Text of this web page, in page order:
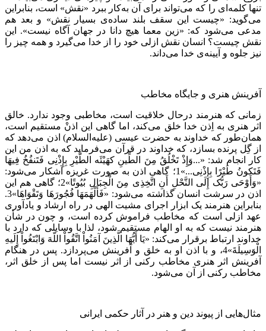
تنها کلمه‌ای را که می‌تواند برای آن به‌کار ببرد «نقش» است‌، بنابراین
می‌گوید: «چیست این سقف بلند ساده‌ی بسیار نقش‌» و بعد هم
مدعی می‌شود که‌: «زین معما هیچ دانا در جهان آگاه نیست‌». این
نقش چیست‌؟ انسان نقش ازلی خود را از خدا می‌گیرد و همه چیز را
نیز جلوه و آیینه‌ی خدا می‌داند.
آفرینش هنری و جایگاه مخاطب
زمانی که هنرمند درحال خلاقیت است‌، مخاطبی وجود ندارد. خالق
اثر هنری به اِذن خدا خلق می‌کند، اما گاهی این اذنْ مستقیم است‌،
همان‌طور که خداوند به حضرت عیسی (علیه‌السلام) اذن می‌دهد که
از گِل پرنده بسازد، که خداوند در قرآن می‌فرماید که به اذن من این
کار انجام شد: «...وَإِذْ تَخْلُقُ مِنَ الطِّینِ کهَیْئَه الطَّیْرِ بِإِذْنِی فَتَنفُخُ فِیهَا
فَتَکونُ طَیْرًا بِإِذْنِی...»1؛ گاهی اذن به صورت غریزه آشکار می‌شود:
«وَأَوْحَى رَبُّک إِلَى النَّحْلِ أَنِ اتَّخِذِی مِنَ الْجِبَالِ بُیُوتًا»2؛ گاهی هم این
اذن در سرشت انسان گذاشته می‌شود: «فَأَلْهَمَهَا فُجُورَهَا وَتَقْوَاهَا»3.
بنابراین هنرمند یک ابزار اجرای مشیت الهی در راه ارشاد و یادآوری
عهد ازلی است که مخاطب فراموش کرده است‌، و چون در شأن
هنرمند نیست که به او الهام مستقیم شود، لذا با وسایلی که دارد با
خداوند ارتباط برقرار می‌کند: «یَا أَیُّهَا الَّذِینَ آمَنُواْ اتَّقُواْ اللّهَ وَابْتَغُواْ إِلَیهِ
الْوَسِیلَةَ»4، و با اذن او به خلق و آفرینش می‌پردازد. پس در هنگام
آفرینش اثر هنری مخاطب رکنی از اثر نیست اما پس از خلق اثر،
مخاطب رکنی از آن می‌شود.
مثال‌هایی از پیوند دین و هنر در آثار حکمی ایرانی